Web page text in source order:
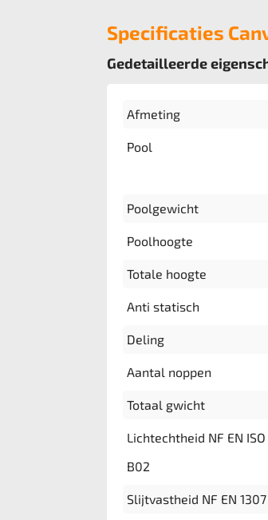
Specificaties
Gedetailleerde
Afmeting
Pool
Poolgewicht
Poolhoogte
Totale hoogte
Anti statisch
Deling
Aantal noppen
Totaal gwicht
Lichtechtheid NF EN
B02
Slijtvastheid NF EN 1307